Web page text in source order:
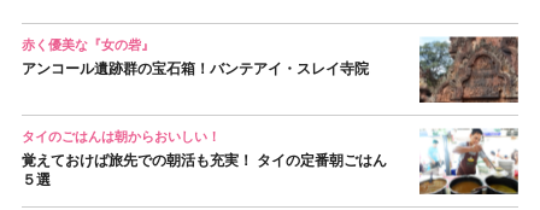
赤く優美な『女の砦』
アンコール遺跡群の宝石箱！バンテアイ・スレイ寺院
タイのごはんは朝からおいしい！
覚えておけば旅先での朝活も充実！ タイの定番朝ごはん
５選